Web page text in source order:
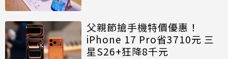
父親節搶手機特價優惠！
iPhone 17 Pro省3710元 三
星S26+狂降8千元